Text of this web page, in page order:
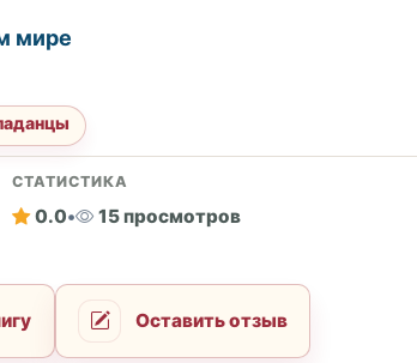
мире
СТАТИСТИКА
0.0• 15 просмотров
Оставить отзыв